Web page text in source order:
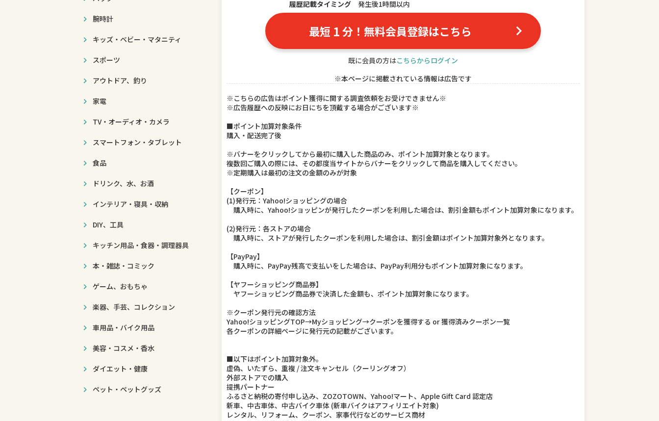
腕時計
キッズ・ベビー・マタニティ
スポーツ
アウトドア、釣り
家電
TV・オーディオ・カメラ
スマートフォン・タブレット
食品
ドリンク、水、お酒
インテリア・寝具・収納
DIY、工具
キッチン用品・食器・調理器具
本・雑誌・コミック
ゲーム、おもちゃ
楽器、手芸、コレクション
車用品・バイク用品
美容・コスメ・香水
ダイエット・健康
ペット・ペットグッズ
履歴記載タイミング
発生後1時間以内
最短 1分！無料会員登録はこちら
既に会員の方はこちらからログイン
※本ページに掲載されている情報は広告です
※こちらの広告はポイント獲得に関する調査依頼をお受けできません※
※広告履歴への反映にお日にちを頂戴する場合がございます※
■ポイント加算対象条件
購入・配送完了後
※バナーをクリックしてから最初に購入した商品のみ、ポイント加算対象となります。
複数回ご購入の際には、その都度当サイトからバナーをクリックして商品を購入してください。
※定期購入は最初の注文の金額のみが対象
【クーポン】
(1)発行元：Yahoo!ショッピングの場合
購入時に、Yahoo!ショッピンが発行したクーポンを利用した場合は、割引金額もポイント加算対象になります。
(2)発行元：各ストアの場合
購入時に、ストアが発行したクーポンを利用した場合は、割引金額はポイント加算対象外となります。
【PayPay】
購入時に、PayPay残高で支払いをした場合は、PayPay利用分もポイント加算対象になります。
【ヤフーショッピング商品券】
ヤフーショッピング商品券で決済した金額も、ポイント加算対象になります。
※クーポン発行元の確認方法
Yahoo!ショッピングTOP→Myショッピング→クーポンを獲得する or 獲得済みクーポン一覧
各クーポンの詳細ページに発行元の記載がございます。
■以下はポイント加算対象外。
虚偽、いたずら、重複 / 注文キャンセル（クーリングオフ）
外部ストアでの購入
提携パートナー
ふるさと納税の寄付申し込み、ZOZOTOWN、Yahoo!マート、Apple Gift Card 認定店
新車、中古車体、中古バイク車体 (新車バイクはアフィリエイト対象)
レンタル、リフォーム、クーポン、家事代行などのサービス商材